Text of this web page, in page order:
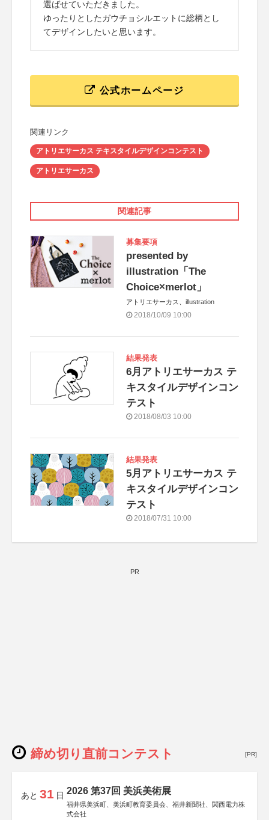
選ばせていただきました。
ゆったりとしたガウチョシルエットに総柄とし
てデザインしたいと思います。
公式ホームページ
関連リンク
アトリエサーカス テキスタイルデザインコンテスト
アトリエサーカス
関連記事
募集要項
presented by
illustration「The
Choice×merlot」
アトリエサーカス、illustration
2018/10/09 10:00
結果発表
6月アトリエサーカス テ
キスタイルデザインコン
テスト
2018/08/03 10:00
結果発表
5月アトリエサーカス テ
キスタイルデザインコン
テスト
2018/07/31 10:00
PR
締め切り直前コンテスト [PR]
あと 31 日 2026 第37回 美浜美術展
福井県美浜町、美浜町教育委員会、福井新聞社、関西電力株
式会社